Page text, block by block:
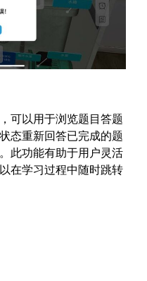
可以用于浏览题目答题
态重新回答已完成的题
此功能有助于用户灵活
在学习过程中随时跳转